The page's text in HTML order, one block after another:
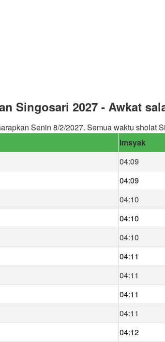
Singosari 2027 - Awkat
Senin 8/2/2027. Semua waktu sholat
Imsyak
04:09
04:09
04:10
04:10
04:10
04:11
04:11
04:11
04:11
04:12